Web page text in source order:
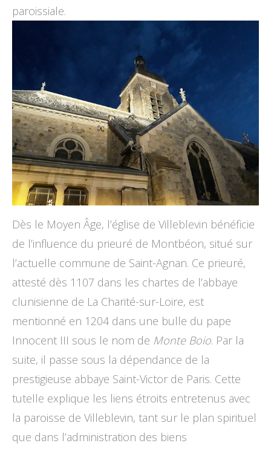
paroissiale.
Dès le Moyen Âge, l’église de Villeblevin bénéficie
de l’influence du prieuré de Montbéon, situé sur
l’actuelle commune de Saint-Agnan. Ce prieuré,
attesté dès 1107 dans les chartes de l’abbaye
clunisienne de La Charité-sur-Loire, est
mentionné en 1204 dans une bulle du pape
Innocent III sous le nom de Monte Boio. Par la
suite, il passe sous la dépendance de la
prestigieuse abbaye Saint-Victor de Paris. Cette
tutelle explique les liens étroits entretenus avec
la paroisse de Villeblevin, tant sur le plan spirituel
que dans l’administration des biens